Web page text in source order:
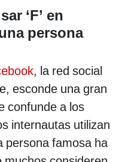
‘F’ en
persona
, la red social
esconde una gran
confunde a los
internautas utilizan
persona famosa ha